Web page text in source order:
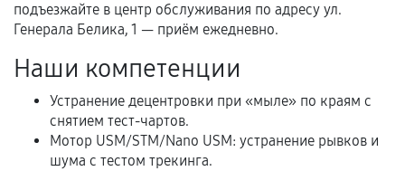
Гарантийный талон.
услуг и сроком гарантии.
Документы на установленные комплектующие
и кассовый чек.
подъезжайте в центр обслуживания по адресу ул.
Генерала Белика, 1 — приём ежедневно.
Наши компетенции
Устранение децентровки при «мыле» по краям с
снятием тест-чартов.
Мотор USM/STM/Nano USM: устранение рывков и
шума с тестом трекинга.